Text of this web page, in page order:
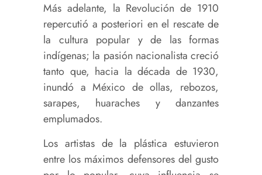
Más adelante, la Revolución de 1910
repercutió a posteriori en el rescate de
la cultura popular y de las formas
indígenas; la pasión nacionalista creció
tanto que, hacia la década de 1930,
inundó a México de ollas, rebozos,
sarapes, huaraches y danzantes
emplumados.
Los artistas de la plástica estuvieron
entre los máximos defensores del gusto